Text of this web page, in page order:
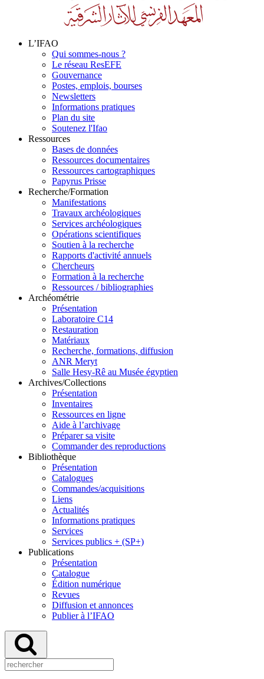
L’IFAO
Qui sommes-nous ?
Le réseau ResEFE
Gouvernance
Postes, emplois, bourses
Newsletters
Informations pratiques
Plan du site
Soutenez l'Ifao
Ressources
Bases de données
Ressources documentaires
Ressources cartographiques
Papyrus Prisse
Recherche/Formation
Manifestations
Travaux archéologiques
Services archéologiques
Opérations scientifiques
Soutien à la recherche
Rapports d'activité annuels
Chercheurs
Formation à la recherche
Ressources / bibliographies
Archéométrie
Présentation
Laboratoire C14
Restauration
Matériaux
Recherche, formations, diffusion
ANR Meryt
Salle Hesy-Rê au Musée égyptien
Archives/Collections
Présentation
Inventaires
Ressources en ligne
Aide à l’archivage
Préparer sa visite
Commander des reproductions
Bibliothèque
Présentation
Catalogues
Commandes/acquisitions
Liens
Actualités
Informations pratiques
Services
Services publics + (SP+)
Publications
Présentation
Catalogue
Édition numérique
Revues
Diffusion et annonces
Publier à l’IFAO